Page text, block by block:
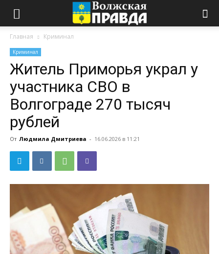
Главная Криминал
Криминал
Житель Приморья украл у
участника СВО в
Волгограде 270 тысяч
рублей
От Людмила Дмитриева - 16.06.2026 в 11:21